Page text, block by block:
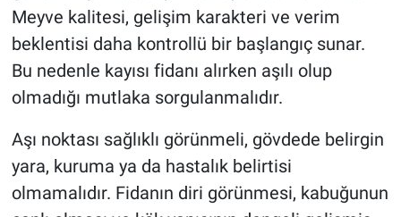
Meyve kalitesi, gelişim karakteri ve verim
beklentisi daha kontrollü bir başlangıç sunar.
Bu nedenle kayısı fidanı alırken aşılı olup
olmadığı mutlaka sorgulanmalıdır.
Aşı noktası sağlıklı görünmeli, gövdede belirgin
yara, kuruma ya da hastalık belirtisi
olmamalıdır. Fidanın diri görünmesi, kabuğunun